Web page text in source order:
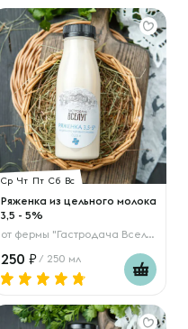
Ср Чт Пт Сб Вс
Ряженка из цельного молока
3,5 - 5%
от фермы "Гастродача Вселуг"
250 / 250 мл